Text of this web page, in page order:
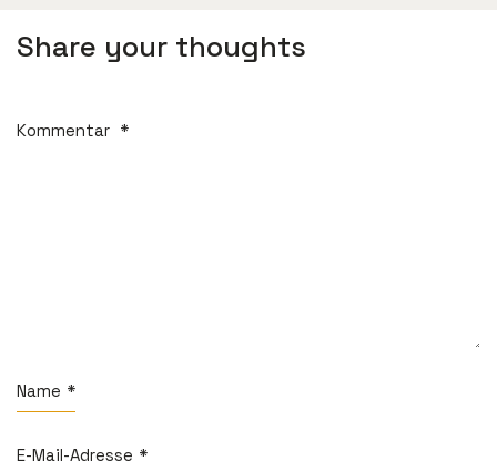
Share your thoughts
Kommentar *
Name *
E-Mail-Adresse *